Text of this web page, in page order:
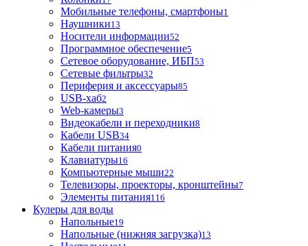
Мобильные телефоны, смартфоны1
Наушники13
Носители информации52
Программное обеспечение5
Сетевое оборудование, ИБП53
Сетевые фильтры32
Периферия и аксессуары85
USB-хаб2
Web-камеры3
Видеокабели и переходники8
Кабели USB34
Кабели питания0
Клавиатуры16
Компьютерные мыши22
Телевизоры, проекторы, кронштейны7
Элементы питания116
Кулеры для воды
Напольные19
Напольные (нижняя загрузка)13